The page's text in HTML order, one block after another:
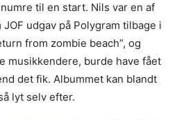
til en start. Nils var en af
udgav på Polygram tilbage i
from zombie beach”, og
musikkendere, burde have fået
det fik. Albummet kan blandt
lyt selv efter.